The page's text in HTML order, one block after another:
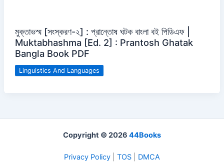
মুক্তাভস্ম [সংস্করণ-২] : প্রান্তোষ ঘটক বাংলা বই পিডিএফ |
Muktabhashma [Ed. 2] : Prantosh Ghatak
Bangla Book PDF
Linguistics And Languages
Copyright © 2026 44Books
Privacy Policy TOS DMCA